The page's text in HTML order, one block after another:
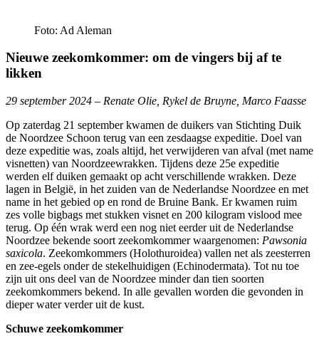
Foto: Ad Aleman
Nieuwe zeekomkommer: om de vingers bij af te
likken
29 september 2024 – Renate Olie, Rykel de Bruyne, Marco Faasse
Op zaterdag 21 september kwamen de duikers van Stichting Duik
de Noordzee Schoon terug van een zesdaagse expeditie. Doel van
deze expeditie was, zoals altijd, het verwijderen van afval (met name
visnetten) van Noordzeewrakken. Tijdens deze 25e expeditie
werden elf duiken gemaakt op acht verschillende wrakken. Deze
lagen in België, in het zuiden van de Nederlandse Noordzee en met
name in het gebied op en rond de Bruine Bank. Er kwamen ruim
zes volle bigbags met stukken visnet en 200 kilogram vislood mee
terug. Op één wrak werd een nog niet eerder uit de Nederlandse
Noordzee bekende soort zeekomkommer waargenomen: Pawsonia
saxicola. Zeekomkommers (Holothuroidea) vallen net als zeesterren
en zee-egels onder de stekelhuidigen (Echinodermata). Tot nu toe
zijn uit ons deel van de Noordzee minder dan tien soorten
zeekomkommers bekend. In alle gevallen worden die gevonden in
dieper water verder uit de kust.
Schuwe zeekomkommer